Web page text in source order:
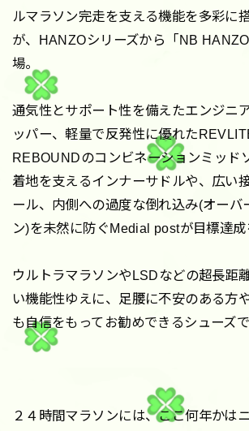
ルマラソン完走を支える機能を多彩に
が、HANZOシリーズから「NB
場。
通気性とサポート性を備えたエンジニ
ッパー、軽量で反発性に優れた
REBOUNDのコンビネーションミッド
着地を支えるインナーサドルや、広い
ール、内側への過度な倒れ込み(オーバ
ン)を未然に防ぐMedial postが目標達成
ウルトラマラソンやLSDなどの超長距
い機能性ゆえに、足腰に不安のある方
も自信をもってお勧めできるシューズで
２４時間マラソンには、ここ何年かは